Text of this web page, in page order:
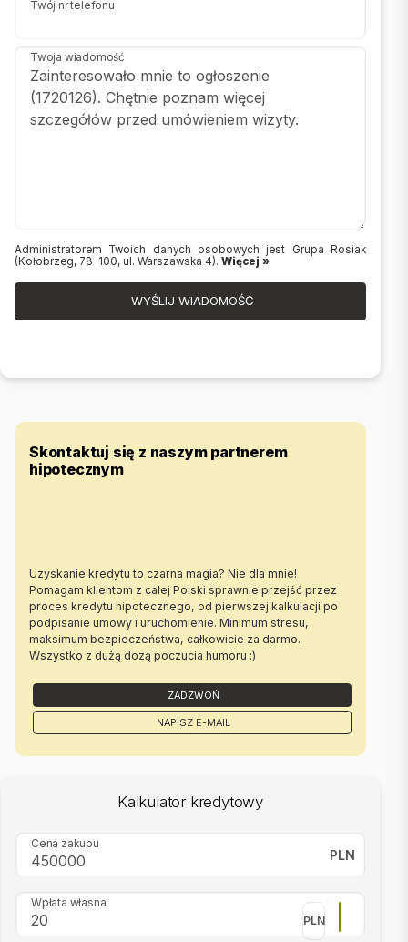
Twój nr telefonu
Twoja wiadomość
Administratorem Twoich danych osobowych jest Grupa Rosiak
(Kołobrzeg, 78-100, ul. Warszawska 4). Więcej »
WYŚLIJ WIADOMOŚĆ
Skontaktuj się z naszym partnerem
hipotecznym
Uzyskanie kredytu to czarna magia? Nie dla mnie!
Pomagam klientom z całej Polski sprawnie przejść przez
proces kredytu hipotecznego, od pierwszej kalkulacji po
podpisanie umowy i uruchomienie. Minimum stresu,
maksimum bezpieczeństwa, całkowicie za darmo.
Wszystko z dużą dozą poczucia humoru :)
ZADZWOŃ
NAPISZ E-MAIL
Kalkulator kredytowy
Cena zakupu
PLN
Wpłata własna
PLN